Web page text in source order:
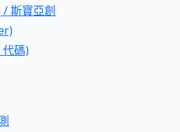
斯寶亞創
碼)